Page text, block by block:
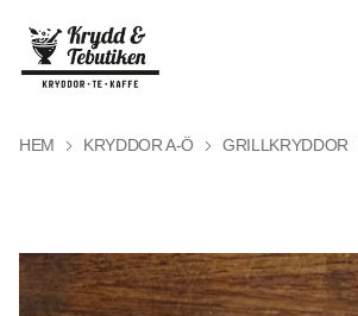
HEM KRYDDOR A-Ö GRILLKRYDDOR